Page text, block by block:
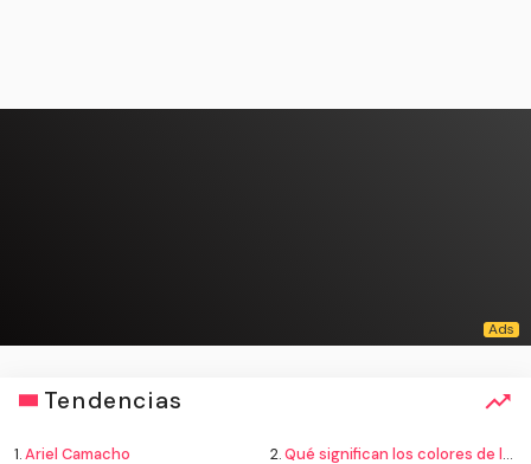
Tendencias
1.Ariel Camacho 2.Qué significan los colores de la bandera